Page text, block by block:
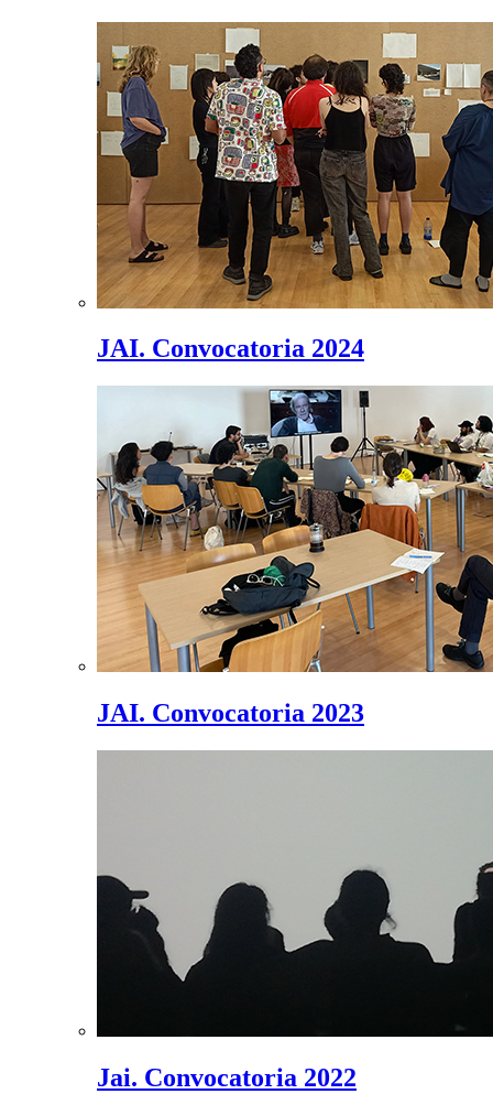
JAI. Convocatoria 2024
JAI. Convocatoria 2023
Jai. Convocatoria 2022